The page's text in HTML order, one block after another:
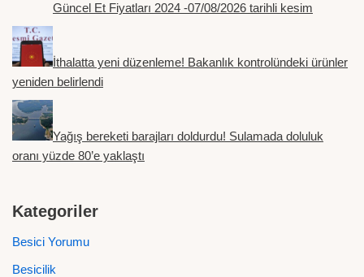
Güncel Et Fiyatları 2024 -07/08/2026 tarihli kesim
İthalatta yeni düzenleme! Bakanlık kontrolündeki ürünler
yeniden belirlendi
Yağış bereketi barajları doldurdu! Sulamada doluluk
oranı yüzde 80’e yaklaştı
Kategoriler
Besici Yorumu
Besicilik